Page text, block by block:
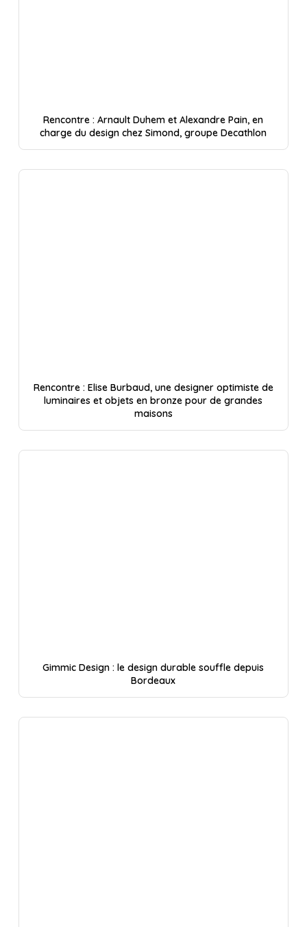
Rencontre : Arnault Duhem et Alexandre Pain, en
charge du design chez Simond, groupe Decathlon
Rencontre : Elise Burbaud, une designer optimiste de
luminaires et objets en bronze pour de grandes
maisons
Gimmic Design : le design durable souffle depuis
Bordeaux